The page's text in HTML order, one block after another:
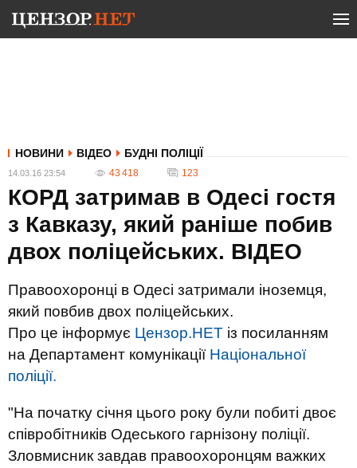
НОВИНИ ВІДЕО БУДНІ ПОЛІЦІЇ
14.03.16 23:54 43 418 123
КОРД затримав в Одесі гостя
з Кавказу, який раніше побив
двох поліцейських. ВІДЕО
Правоохоронці в Одесі затримали іноземця,
який повбив двох поліцейських.
Про це інформує Цензор.НЕТ із посиланням
на Департамент комунікації Національної
поліції.
"На початку січня цього року були побиті двоє
співробітників Одеського гарнізону поліції.
Зловмисник завдав правоохоронцям важких